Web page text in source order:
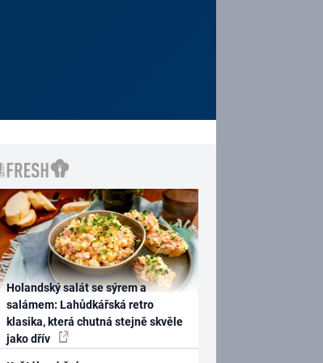
Holandský salát se sýrem a
salámem: Lahůdkářská retro
klasika, která chutná stejně skvěle
jako dřív